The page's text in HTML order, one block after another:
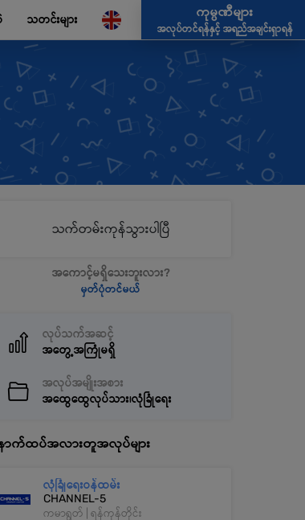
သတင်းများ
ကုမ္ပဏီများ
အလုပ်တင်ရန်နှင့် အရည်အချင်းရှာရန်
သက်တမ်းကုန်သွားပါပြီ
အကောင့်မရှိသေးဘူးလား?
မှတ်ပုံတင်မယ်
လုပ်သက်အဆင့်
အတွေ့အကြုံမရှိ
အလုပ်အမျိုးအစား
အထွေထွေလုပ်သား၊လုံခြုံရေး
ာက်ထပ်အလားတူအလုပ်များ
လုံခြုံရေးဝန်ထမ်း
CHANNEL-5
ကမာရွတ် | ရန်ကုန်တိုင်း